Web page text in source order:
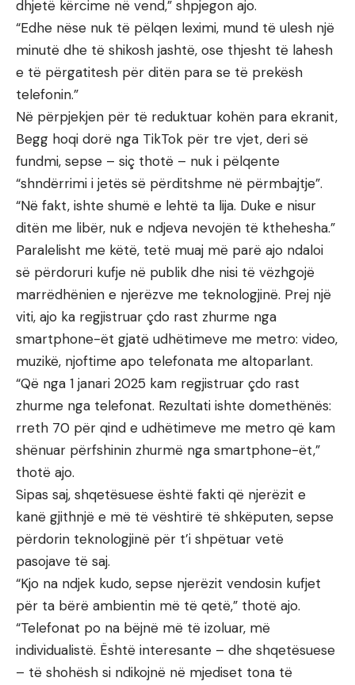
dhjetë kërcime në vend,” shpjegon ajo.
“Edhe nëse nuk të pëlqen leximi, mund të ulesh një
minutë dhe të shikosh jashtë, ose thjesht të lahesh
e të përgatitesh për ditën para se të prekësh
telefonin.”
Në përpjekjen për të reduktuar kohën para ekranit,
Begg hoqi dorë nga TikTok për tre vjet, deri së
fundmi, sepse – siç thotë – nuk i pëlqente
“shndërrimi i jetës së përditshme në përmbajtje”.
“Në fakt, ishte shumë e lehtë ta lija. Duke e nisur
ditën me libër, nuk e ndjeva nevojën të kthehesha.”
Paralelisht me këtë, tetë muaj më parë ajo ndaloi
së përdoruri kufje në publik dhe nisi të vëzhgojë
marrëdhënien e njerëzve me teknologjinë. Prej një
viti, ajo ka regjistruar çdo rast zhurme nga
smartphone-ët gjatë udhëtimeve me metro: video,
muzikë, njoftime apo telefonata me altoparlant.
“Që nga 1 janari 2025 kam regjistruar çdo rast
zhurme nga telefonat. Rezultati ishte domethënës:
rreth 70 për qind e udhëtimeve me metro që kam
shënuar përfshinin zhurmë nga smartphone-ët,”
thotë ajo.
Sipas saj, shqetësuese është fakti që njerëzit e
kanë gjithnjë e më të vështirë të shkëputen, sepse
përdorin teknologjinë për t’i shpëtuar vetë
pasojave të saj.
“Kjo na ndjek kudo, sepse njerëzit vendosin kufjet
për ta bërë ambientin më të qetë,” thotë ajo.
“Telefonat po na bëjnë më të izoluar, më
individualistë. Është interesante – dhe shqetësuese
– të shohësh si ndikojnë në mjediset tona të